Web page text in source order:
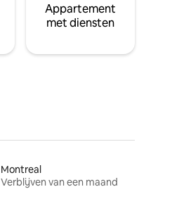
Appartement
met diensten
Montreal
Verblijven van een maand